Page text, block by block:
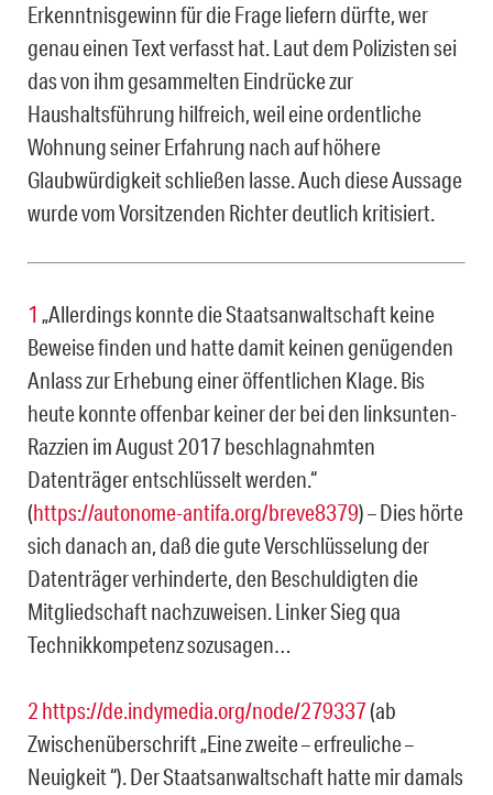
Erkenntnisgewinn für die Frage liefern dürfte, wer
genau einen Text verfasst hat. Laut dem Polizisten sei
das von ihm gesammelten Eindrücke zur
Haushaltsführung hilfreich, weil eine ordentliche
Wohnung seiner Erfahrung nach auf höhere
Glaubwürdigkeit schließen lasse. Auch diese Aussage
wurde vom Vorsitzenden Richter deutlich kritisiert.
1 „Allerdings konnte die Staatsanwaltschaft keine
Beweise finden und hatte damit keinen genügenden
Anlass zur Erhebung einer öffentlichen Klage. Bis
heute konnte offenbar keiner der bei den linksunten-
Razzien im August 2017 beschlagnahmten
Datenträger entschlüsselt werden.“
(https://autonome-antifa.org/breve8379) – Dies hörte
sich danach an, daß die gute Verschlüsselung der
Datenträger verhinderte, den Beschuldigten die
Mitgliedschaft nachzuweisen. Linker Sieg qua
Technikkompetenz sozusagen…
2 https://de.indymedia.org/node/279337(ab
Zwischenüberschrift „Eine zweite – erfreuliche –
Neuigkeit “). Der Staatsanwaltschaft hatte mir damals